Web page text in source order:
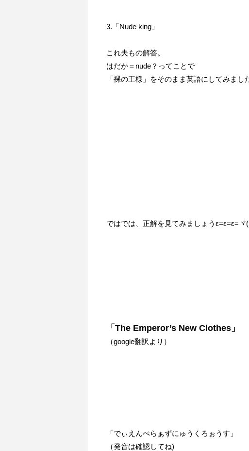
3.「Nude king」
これ夫もの解答。
はだか＝nude？ってことで
「裸の王様」をそのまま英語にしてみまし
ではでは、正解を見てみましょうε=ε=ε=ヾ
「The Emperor’s New Clothes」
（google翻訳より）
「でぃえんぺらぁずにゅうくろぉうす」
（発音は確認してね)